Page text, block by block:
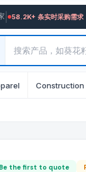
flour。 所需数
发货的任何国
58.2K+ 条实时采购需求
Construction
Be the first to quote